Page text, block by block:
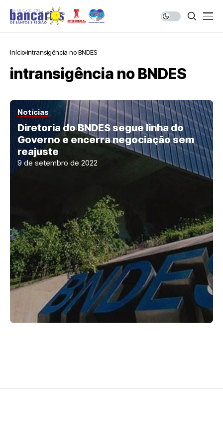
Início intransigência no BNDES
intransigência no BNDES
Notícias
Diretoria do BNDES segue linha do
Governo e encerra negociação sem
reajuste
9 de setembro de 2022